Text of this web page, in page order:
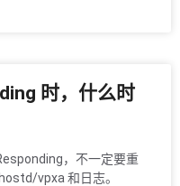
时，什么时
，不一定要重
vpxa 和日志。